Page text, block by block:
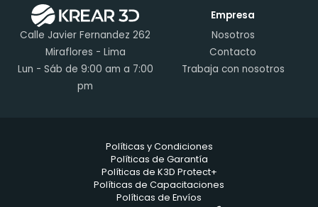
Calle Javier Fernandez 262
Miraflores - Lima
Lun - Sáb de 9:00 am a 7:00
pm
Empresa
Nosotros
Contacto
Trabaja con nosotros
Políticas y Condiciones
Políticas de Garantía
Políticas de K3D Protect+
Políticas de Capacitaciones
Políticas de Envíos